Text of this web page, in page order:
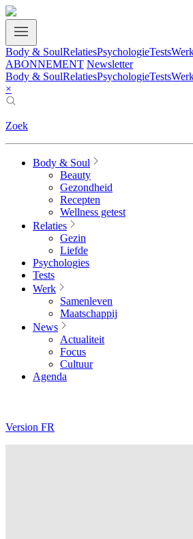
Body & SoulRelatiesPsychologieTests
ABONNEMENT Newsletter
Body & SoulRelatiesPsychologieTests
×
Zoek
Body & Soul
Beauty
Gezondheid
Recepten
Wellness getest
Relaties
Gezin
Liefde
Psychologies
Tests
Werk
Samenleven
Maatschappij
News
Actualiteit
Focus
Cultuur
Agenda
Version FR